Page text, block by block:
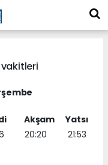
Akşam
20:20
Yatsı
21:53